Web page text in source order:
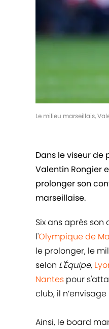
Le milieu marseillais,
Dans le viseur de
Valentin Rongier
prolonger son
marseillaise.
Six ans après
l'Olympique de
le prolonger, le
selon L'Équipe,
Nantes pour
club, il
Ainsi, le board